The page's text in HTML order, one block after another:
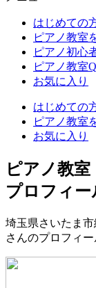
はじめての
ピアノ教室
ピアノ初心
ピアノ教室
お気に入り
はじめての
ピアノ教室
お気に入り
ピアノ教
プロフィー
埼玉県さいたま
さんのプロフィー